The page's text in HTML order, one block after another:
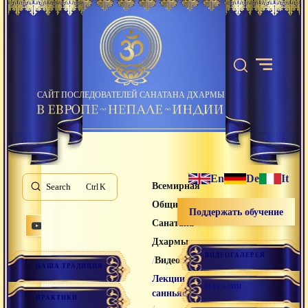
САЙТ ПОСЛЕДОВАТЕЛЕЙ САНАТАНА ДХАРМЫ
Search K
НАША ТРАДИЦИЯ
ПРАКТИКИ
Всемирная
Община
Санатана
Дхармы
/Видео лекции/
Лекции
санньяси
En De It
Поддержать обучение
ВИДЕОГАЛЕРЕЯ
МАГАЗИН